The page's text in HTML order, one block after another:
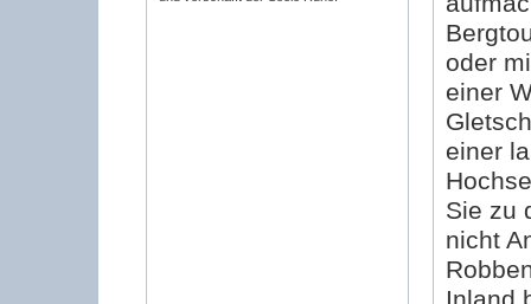
oder
einer
einer
Sie zu
nicht